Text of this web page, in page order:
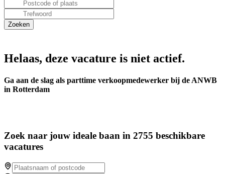
Helaas, deze vacature is niet actief.
Ga aan de slag als parttime verkoopmedewerker bij de ANWB
in Rotterdam
Zoek naar jouw ideale baan in 2755 beschikbare
vacatures